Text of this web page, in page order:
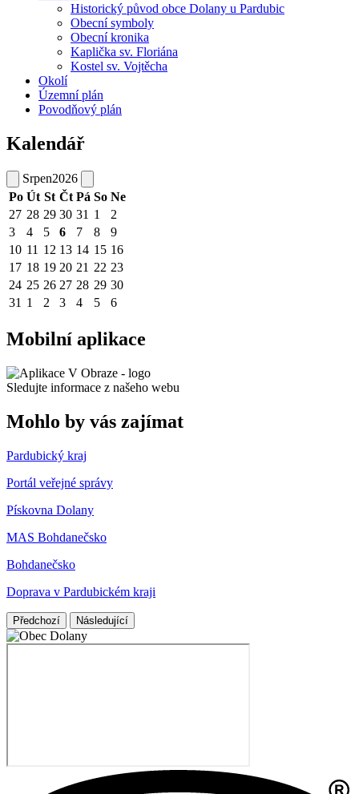
Historický původ obce Dolany u Pardubic
Obecní symboly
Obecní kronika
Kaplička sv. Floriána
Kostel sv. Vojtěcha
Okolí
Územní plán
Povodňový plán
Kalendář
Srpen2026
Po Út St Čt Pá So Ne
27 28 29 30 31 1
2
3
4 5 6 7 8
9
10 11 12 13 14 15 16
17 18 19 20 21 22 23
24 25 26 27 28 29 30
31 1 2 3 4 5 6
Mobilní aplikace
Sledujte informace z našeho webu
Mohlo by vás zajímat
Pardubický kraj
Portál veřejné správy
Pískovna Dolany
MAS Bohdanečsko
Bohdanečsko
Doprava v Pardubickém kraji
Předchozí Následující